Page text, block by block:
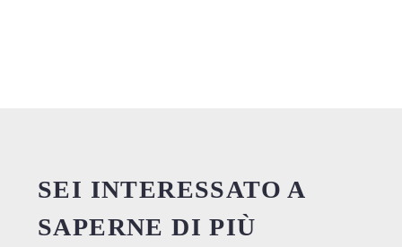
SEI INTERESSATO A
SAPERNE DI PIÙ